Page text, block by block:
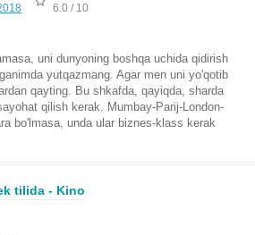
6.0 / 10
uni dunyoning boshqa uchida qidirish
yutqazmang. Agar men uni yo'qotib
qayting. Bu shkafda, qayiqda, sharda
qilish kerak. Mumbay-Parij-London-
bo'lmasa, unda ular biznes-klass kerak
tilida - Kino